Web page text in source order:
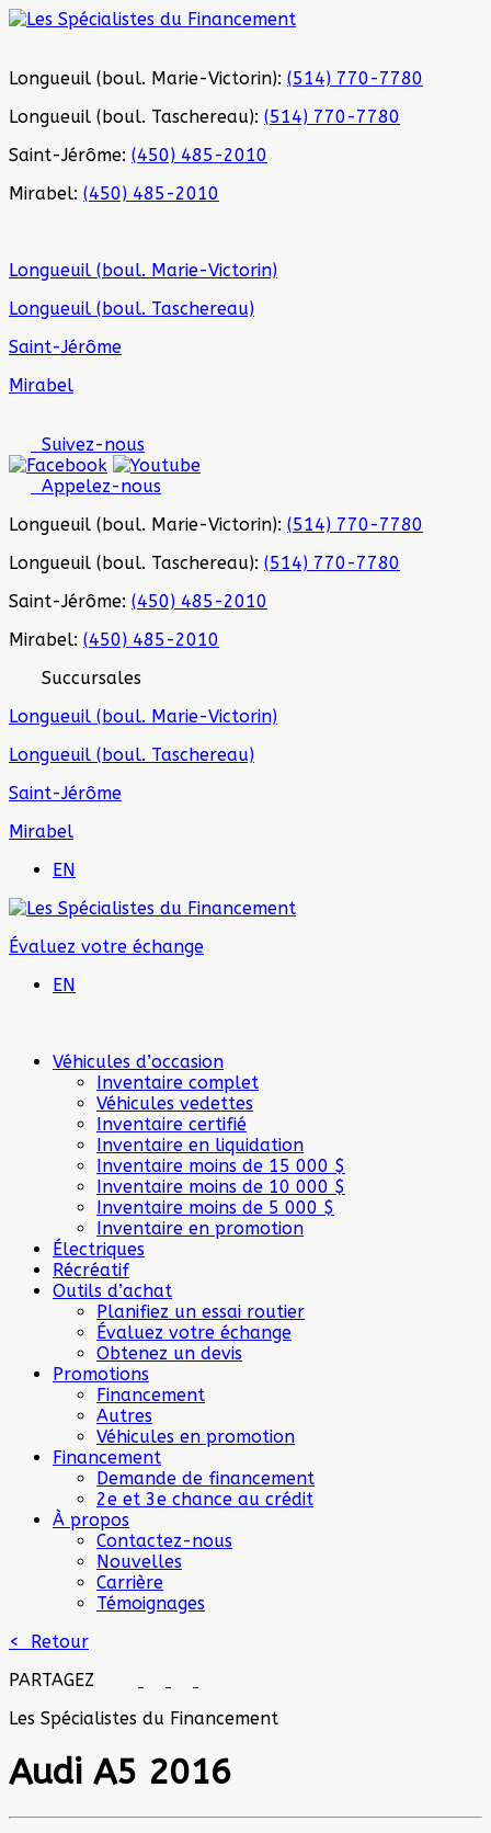
Longueuil (boul. Marie-Victorin): (514) 770-7780
Longueuil (boul. Taschereau): (514) 770-7780
Saint-Jérôme: (450) 485-2010
Mirabel: (450) 485-2010
Longueuil (boul. Marie-Victorin)
Longueuil (boul. Taschereau)
Saint-Jérôme
Mirabel
Suivez-nous
Appelez-nous
Longueuil (boul. Marie-Victorin): (514) 770-7780
Longueuil (boul. Taschereau): (514) 770-7780
Saint-Jérôme: (450) 485-2010
Mirabel: (450) 485-2010
Succursales
Longueuil (boul. Marie-Victorin)
Longueuil (boul. Taschereau)
Saint-Jérôme
Mirabel
EN
Évaluez votre échange
EN
Véhicules d’occasion
Inventaire complet
Véhicules vedettes
Inventaire certifié
Inventaire en liquidation
Inventaire moins de 15 000 $
Inventaire moins de 10 000 $
Inventaire moins de 5 000 $
Inventaire en promotion
Électriques
Récréatif
Outils d’achat
Planifiez un essai routier
Évaluez votre échange
Obtenez un devis
Promotions
Financement
Autres
Véhicules en promotion
Financement
Demande de financement
2e et 3e chance au crédit
À propos
Contactez-nous
Nouvelles
Carrière
Témoignages
< Retour
PARTAGEZ
Les Spécialistes du Financement
Audi A5 2016